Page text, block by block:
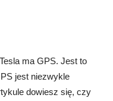
ma GPS. Jest to
jest niezwykle
dowiesz się, czy